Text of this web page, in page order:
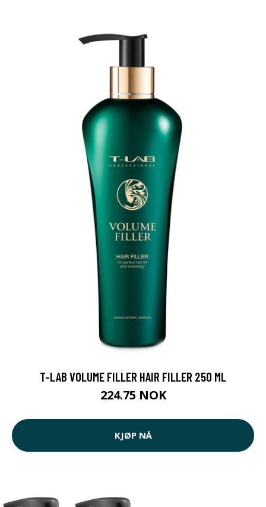
T-LAB VOLUME FILLER HAIR FILLER 250 ML
224.75 NOK
KJØP NÅ